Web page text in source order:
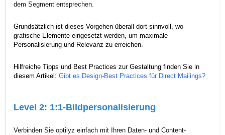
dem Segment entsprechen.
Grundsätzlich ist dieses Vorgehen überall dort sinnvoll, wo
grafische Elemente eingesetzt werden, um maximale
Personalisierung und Relevanz zu erreichen.
Hilfreiche Tipps und Best Practices zur Gestaltung finden Sie in
diesem Artikel: Gibt es Design-Best Practices für Direct Mailings?
Level 2: 1:1-Bildpersonalisierung
Verbinden Sie optilyz einfach mit Ihren Daten- und Content-